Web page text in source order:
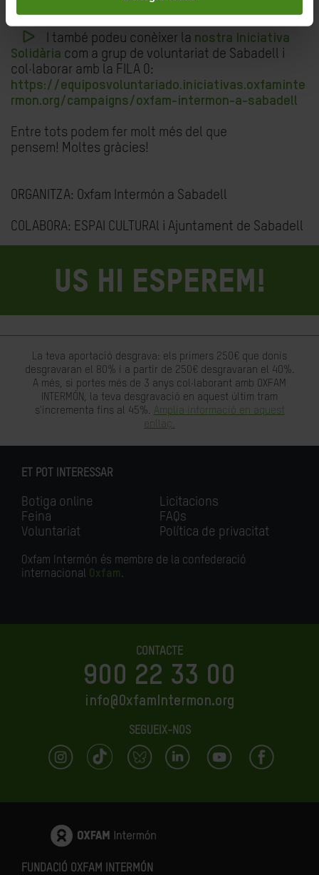
I també podeu conèixer la nostra Iniciativa
Solidària com a grup de voluntariat de Sabadell i
col·laborar amb la FILA 0:
https://equiposvoluntariado.iniciativas.oxfaminte
rmon.org/campaigns/oxfam-intermon-a-sabadell
Entre tots podem fer molt més del que
pensem! Moltes gràcies!
ORGANITZA: Oxfam Intermón a Sabadell
COLABORA: ESPAI CULTURAl i Ajuntament de Sabadell
US HI ESPEREM!
La teva aportació desgrava: els primers 250€ que donis
desgravaran el 80% i a partir de 250€ desgravaran el 40%.
A més, si portes més de 3 anys col·laborant amb OXFAM
INTERMÓN, la teva desgravació en aquest últim tram
s'incrementa fins al 45%. Amplia informació en aquest
enllaç.
ET POT INTERESSAR
Botiga online
Feina
Voluntariat
Licitacions
FAQs
Política de privacitat
Oxfam Intermón és membre de la confederació
internacional Oxfam.
CONTACTE
900 22 33 00
info@OxfamIntermon.org
SEGUEIX-NOS
FUNDACIÓ OXFAM INTERMÓN